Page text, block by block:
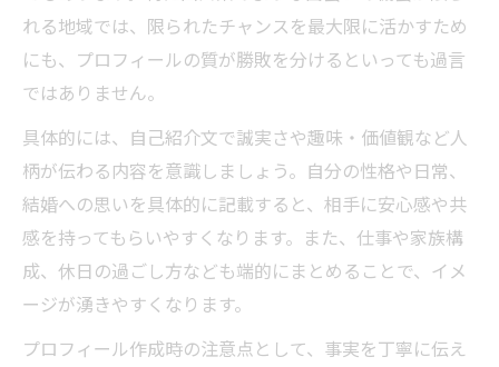
れる地域では、限られたチャンスを最大限に活かすため
にも、プロフィールの質が勝敗を分けるといっても過言
ではありません。
具体的には、自己紹介文で誠実さや趣味・価値観など人
柄が伝わる内容を意識しましょう。自分の性格や日常、
結婚への思いを具体的に記載すると、相手に安心感や共
感を持ってもらいやすくなります。また、仕事や家族構
成、休日の過ごし方なども端的にまとめることで、イメ
ージが湧きやすくなります。
プロフィール作成時の注意点として、事実を丁寧に伝え